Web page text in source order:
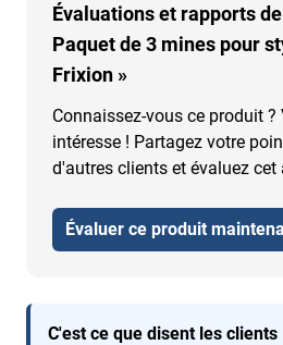
Évaluations et rapports
Paquet de 3 mines pour
Frixion »
Connaissez-vous ce produit
intéresse ! Partagez votre
d'autres clients et évaluez cet
Évaluer ce produit
C'est ce que disent les